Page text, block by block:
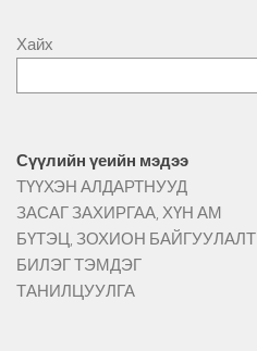
Хайх
Сүүлийн үеийн мэдээ
ТҮҮХЭН АЛДАРТНУУД
ЗАСАГ ЗАХИРГАА, ХҮН АМ
БҮТЭЦ, ЗОХИОН БАЙГУУЛАЛТ
БИЛЭГ ТЭМДЭГ
ТАНИЛЦУУЛГА